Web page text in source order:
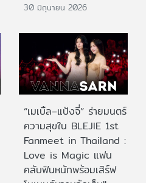
30 มิถุนายน 2026
“เมเบิ้ล–แป้งจี่” ร่ายมนตร์
ความสุขใน BLEJIE 1st
Fanmeet in Thailand :
Love is Magic แฟน
คลับฟินหนักพร้อมเสิร์ฟ